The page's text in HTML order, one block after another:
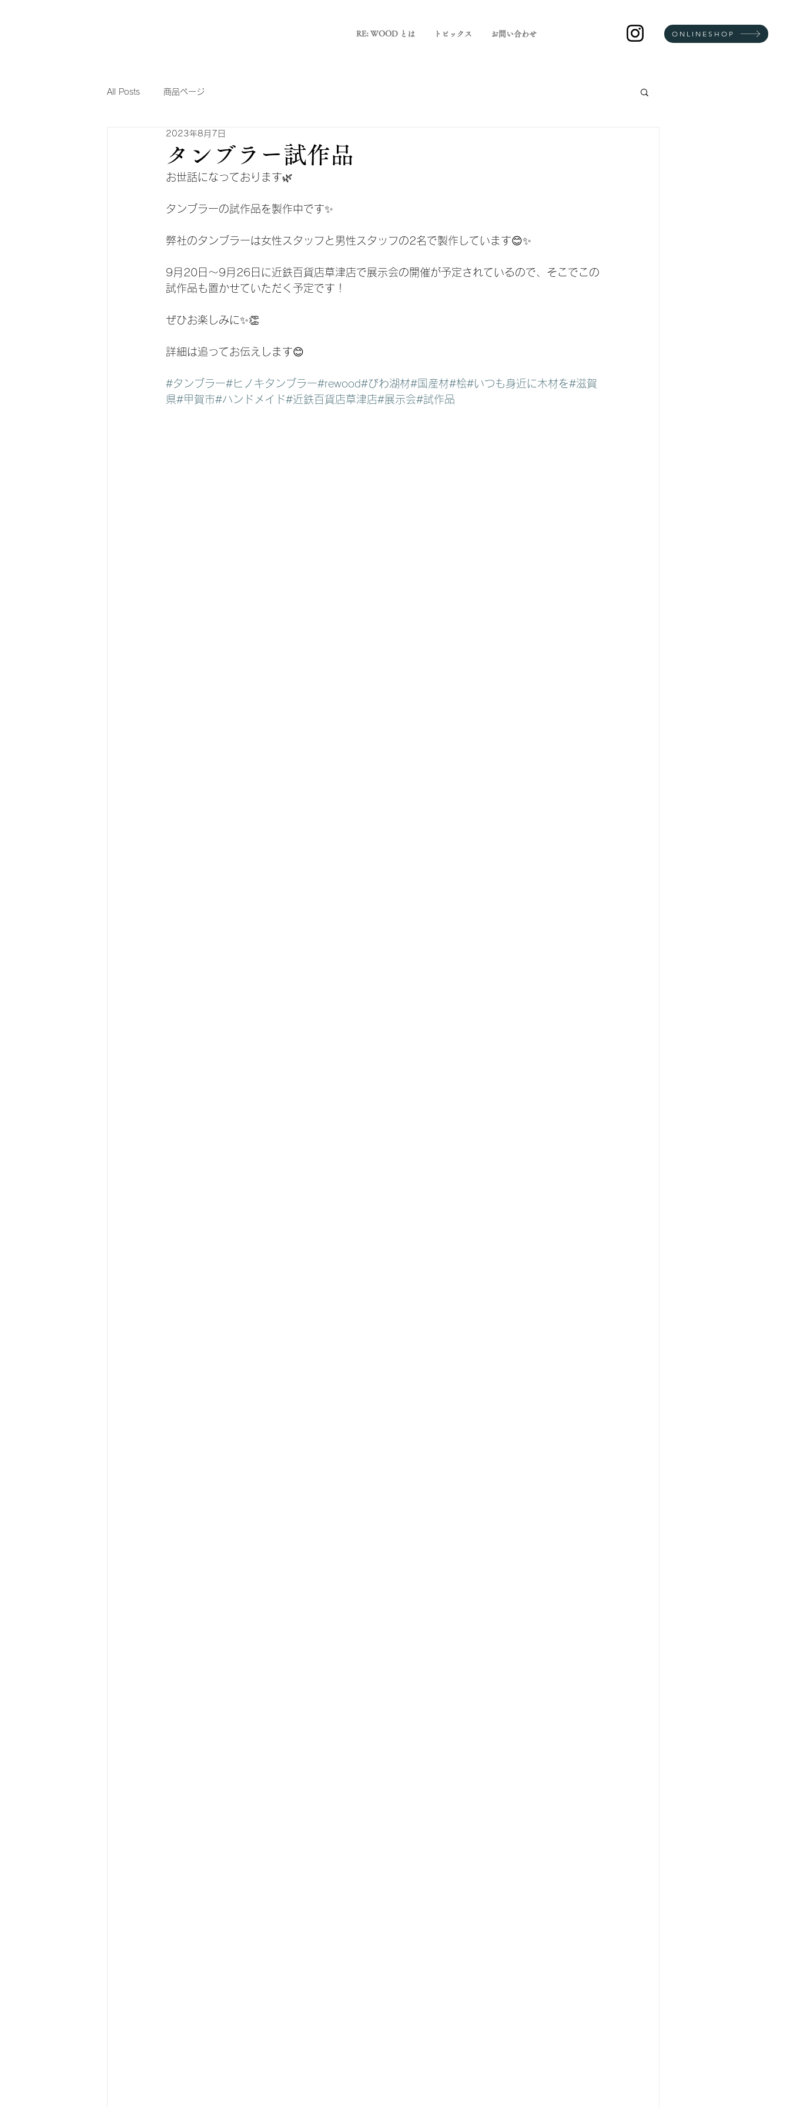
ONLINESHOP
RE: WOOD とは トピックス お問い合わせ
All Posts 商品ページ
タンブラー試作品
2023年8月7日
お世話になっております🌿
タンブラーの試作品を製作中です✨
弊社のタンブラーは女性スタッフと男性スタッフの2名で製作しています😊✨
9月20日〜9月26日に近鉄百貨店草津店で展示会の開催が予定されているので、そこでこの
試作品も置かせていただく予定です！
ぜひお楽しみに✨👏
詳細は追ってお伝えします😊
#タンブラー#ヒノキタンブラー#rewood#びわ湖材#国産材#桧#いつも身近に木材を#滋賀
県#甲賀市#ハンドメイド#近鉄百貨店草津店#展示会#試作品